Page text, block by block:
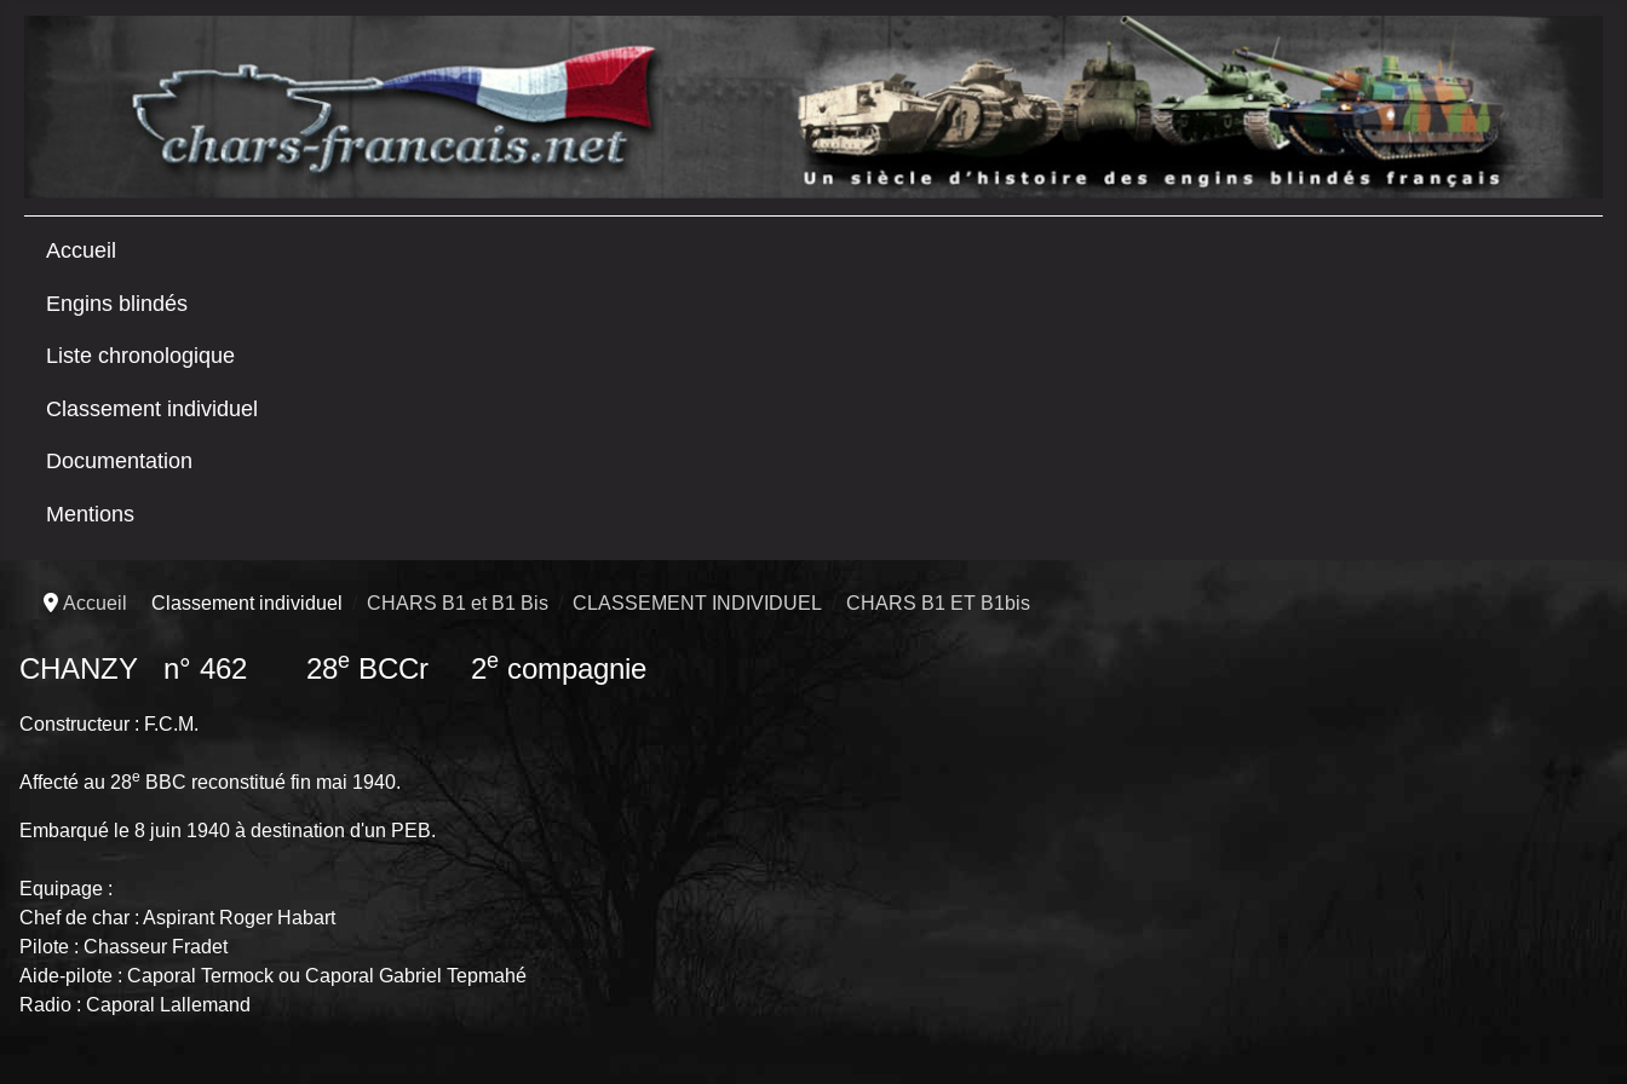
Accueil
Engins blindés
Liste chronologique
Classement individuel
Documentation
Mentions
Accueil Classement individuel CHARS B1 et B1 Bis CLASSEMENT INDIVIDUEL CHARS B1 ET B1bis
CHANZY n° 462 28e BCCr 2e compagnie
Constructeur : F.C.M.
Affecté au 28e BBC reconstitué fin mai 1940.
Embarqué le 8 juin 1940 à destination d'un PEB.
Equipage :
Chef de char : Aspirant Roger Habart
Pilote : Chasseur Fradet
Aide-pilote : Caporal Termock ou Caporal Gabriel Tepmahé
Radio : Caporal Lallemand